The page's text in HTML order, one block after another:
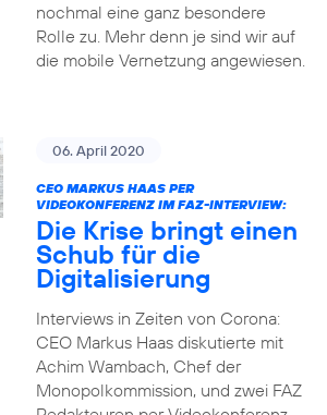
nochmal eine ganz besondere
Rolle zu. Mehr denn je sind wir auf
die mobile Vernetzung angewiesen.
06. April 2020
CEO MARKUS HAAS PER
VIDEOKONFERENZ IM FAZ-INTERVIEW:
Die Krise bringt einen
Schub für die
Digitalisierung
Interviews in Zeiten von Corona:
CEO Markus Haas diskutierte mit
Achim Wambach, Chef der
Monopolkommission, und zwei FAZ